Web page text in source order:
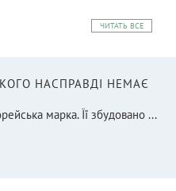
ЧИТАТЬ ВСЕ
НАСПРАВДІ НЕМАЄ
марка. Її збудовано ...